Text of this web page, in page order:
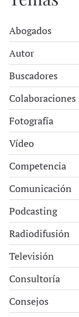
Abogados
Autor
Buscadores
Colaboraciones
Fotografía
Vídeo
Competencia
Comunicación
Podcasting
Radiodifusión
Televisión
Consultoría
Consejos